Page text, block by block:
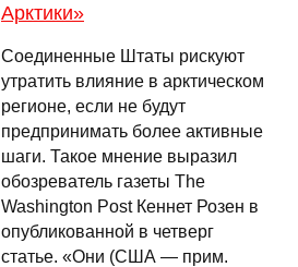
Арктики»
Соединенные Штаты рискуют
утратить влияние в арктическом
регионе, если не будут
предпринимать более активные
шаги. Такое мнение выразил
обозреватель газеты The
Washington Post Кеннет Розен в
опубликованной в четверг
статье. «Они (США — прим.